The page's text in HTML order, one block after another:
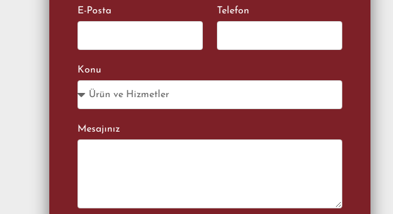
E-Posta Telefon
Konu
Mesajınız